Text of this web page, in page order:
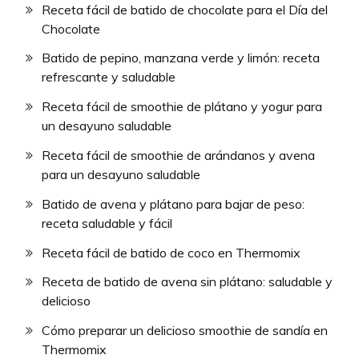
Receta fácil de batido de chocolate para el Día del
Chocolate
Batido de pepino, manzana verde y limón: receta
refrescante y saludable
Receta fácil de smoothie de plátano y yogur para
un desayuno saludable
Receta fácil de smoothie de arándanos y avena
para un desayuno saludable
Batido de avena y plátano para bajar de peso:
receta saludable y fácil
Receta fácil de batido de coco en Thermomix
Receta de batido de avena sin plátano: saludable y
delicioso
Cómo preparar un delicioso smoothie de sandía en
Thermomix